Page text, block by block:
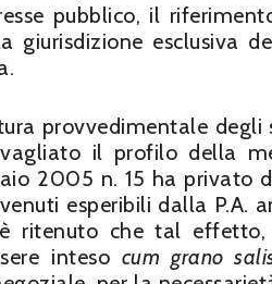
pubblico, il
giurisdizione esclusiva
provvedimentale degli
il profilo della
2005 n. 15 ha
esperibili dalla P.A.
ritenuto che tal effetto,
inteso cum grano